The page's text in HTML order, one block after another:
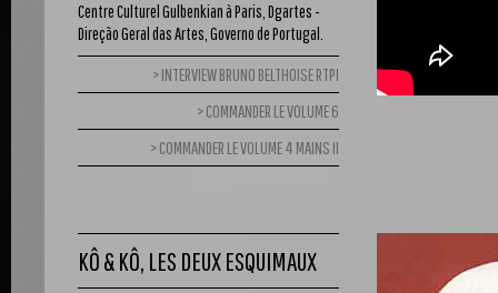
Centre Culturel Gulbenkian à Paris, Dgartes -
Direção Geral das Artes, Governo de Portugal.
INTERVIEW BRUNO BELTHOISE RTPI
COMMANDER LE VOLUME 6
COMMANDER LE VOLUME 4 MAINS II
KÔ & KÔ, LES DEUX ESQUIMAUX